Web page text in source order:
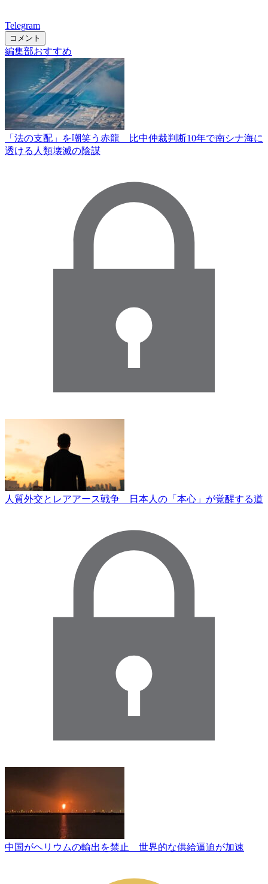
Telegram
コメント
編集部おすすめ
「法の支配」を嘲笑う赤龍 比中仲裁判断10年で南シナ海に
透ける人類壊滅の陰謀
人質外交とレアアース戦争 日本人の「本心」が覚醒する道
中国がヘリウムの輸出を禁止 世界的な供給逼迫が加速